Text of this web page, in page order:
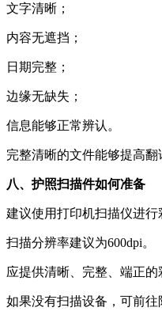
文字清晰；
内容无遮挡；
日期完整；
边缘无缺失；
信息能够正常辨认。
完整清晰的文件能够提高翻
八、护照扫描件如何准备
建议使用打印机扫描仪进行
扫描分辨率建议为600dpi。
应提供清晰、完整、端正的
如果没有扫描设备，可前往